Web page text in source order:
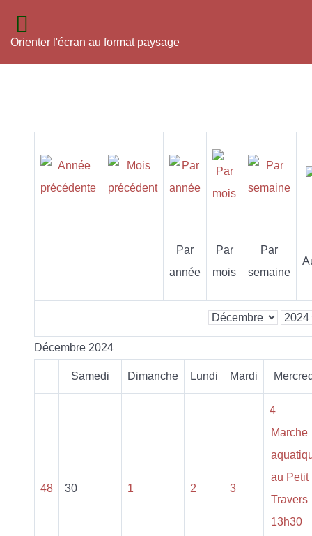
Orienter l'écran au format paysage
Par
année
Par
mois
Par
semaine
Décembre 2024
Samedi Dimanche Lundi Mardi
48 30 1 2 3
4
Marche
au Petit
Travers
13h30